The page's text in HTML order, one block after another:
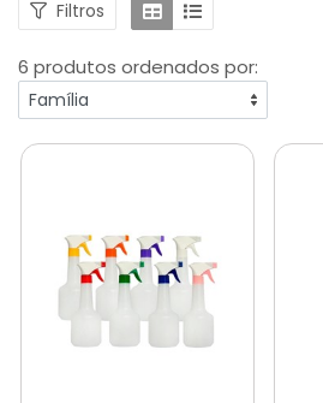
Filtros
6 produtos ordenados por: